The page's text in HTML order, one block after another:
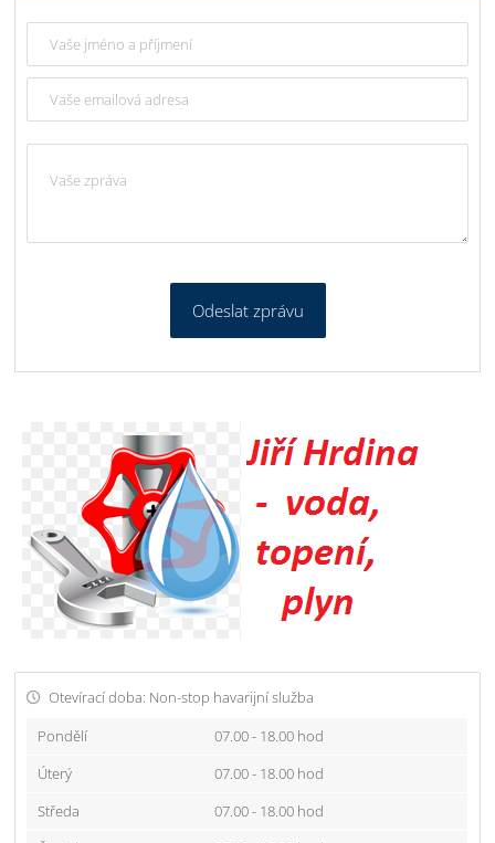
Odeslat zprávu
Otevírací doba: Non-stop havarijní služba
Pondělí
07.00 - 18.00 hod
Úterý
07.00 - 18.00 hod
Středa
07.00 - 18.00 hod